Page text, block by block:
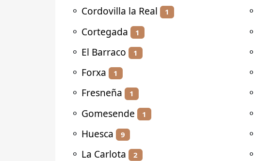
⚬ Cordovilla la Real 1
⚬ Cortegada 1
⚬ El Barraco 1
⚬ Forxa 1
⚬ Fresneña 1
⚬ Gomesende 1
⚬ Huesca 9
⚬ La Carlota 2
⚬
⚬
⚬
⚬
⚬
⚬
⚬
⚬